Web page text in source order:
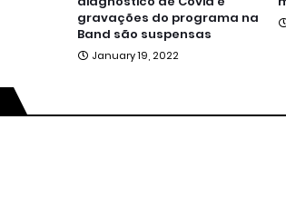
gravações do programa na
Band são suspensas
January 19, 2022